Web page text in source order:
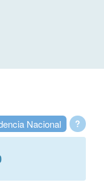
?
Nacional